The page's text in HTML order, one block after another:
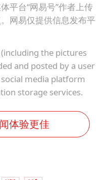
平台“网易号”作者上传
网易仅提供信息发布平
the pictures
and posted by a user
media platform
storage services.
体验更佳